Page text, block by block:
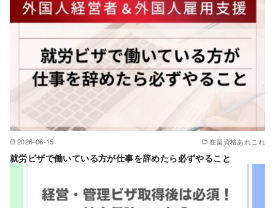
2026-06-15 在留資格あれこれ
就労ビザで働いている方が仕事を辞めたら必ずやること